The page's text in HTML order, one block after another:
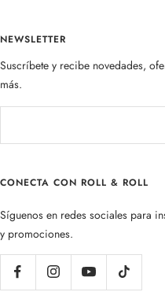
NEWSLETTER
Suscríbete y recibe novedades,
más.
CONECTA CON ROLL & ROLL
Síguenos en redes sociales para
y promociones.